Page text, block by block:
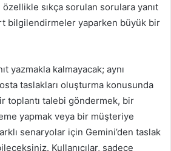
sıkça sorulan sorulara yanıt
bilgilendirmeler yaparken büyük bir
yazmakla kalmayacak; aynı
taslakları oluşturma konusunda
toplantı talebi göndermek, bir
yapmak veya bir müşteriye
senaryolar için Gemini’den taslak
Kullanıcılar, sadece